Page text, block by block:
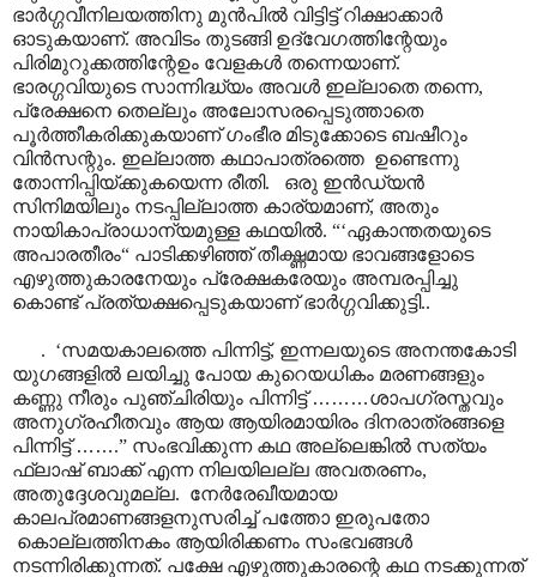
ഭാർഗ്ഗവീനിലയത്തിനു മുൻപിൽ വിട്ടിട്ട് റിക്ഷാക്കാർ
ഓടുകയാണ്. അവിടം തുടങ്ങി ഉദ്വേഗത്തിന്റേയും
പിരിമുറുക്കത്തിന്റേഉം വേളകൾ തന്നെയാണ്.
ഭാരഗ്ഗവിയുടെ സാന്നിദ്ധ്യം അവൾ ഇല്ലാതെ തന്നെ,
പ്രേക്ഷനെ തെല്ലും അലോസരപ്പെടുത്താതെ
പൂർത്തീകരിക്കുകയാണ് ഗംഭീര മിടുക്കോടെ ബഷീറും
വിൻസന്റും. ഇല്ലാത്ത കഥാപാത്രത്തെ ഉണ്ടെന്നു
തോന്നിപ്പിയ്ക്കുകയെന്ന രീതി. ഒരു ഇൻഡ്യൻ
സിനിമയിലും നടപ്പില്ലാത്ത കാര്യമാണ്, അതും
നായികാപ്രാധാന്യമുള്ള കഥയിൽ. “‘ഏകാന്തതയുടെ
അപാരതീരം“ പാടിക്കഴിഞ്ഞ് തീക്ഷ്ണമായ ഭാവങ്ങളോടെ
എഴുത്തുകാരനേയും പ്രേക്ഷകരേയും അമ്പരപ്പിച്ചു
കൊണ്ട് പ്രത്യക്ഷപ്പെടുകയാണ് ഭാർഗ്ഗവിക്കുട്ടി..
. ‘സമയകാലത്തെ പിന്നിട്ട്, ഇന്നലയുടെ അനന്തകോടി
യുഗങ്ങളിൽ ലയിച്ചു പോയ കുറെയധികം മരണങ്ങളും
കണ്ണു നീരും പുഞ്ചിരിയും പിന്നിട്ട്………ശാപഗ്രസ്തവും
അനുഗ്രഹീതവും ആയ ആയിരമായിരം ദിനരാത്രങ്ങളെ
പിന്നിട്ട്…….” സംഭവിക്കുന്ന കഥ അല്ലെങ്കിൽ സത്യം
ഫ്ലാഷ് ബാക്ക് എന്ന നിലയിലല്ല അവതരണം,
അതുദ്ദേശവുമല്ല. നേർരേഖീയമായ
കാലപ്രമാണങ്ങളനുസരിച്ച് പത്തോ ഇരുപതോ
കൊല്ലത്തിനകം ആയിരിക്കണം സംഭവങ്ങൾ
നടന്നിരിക്കുന്നത്. പക്ഷേ എഴുത്തുകാരന്റെ കഥ നടക്കുന്നത്